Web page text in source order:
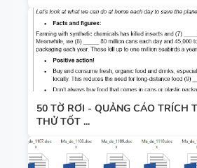
50 TỜ RƠI - QUẢNG CÁO TRÍCH
THỬ TỐT ...